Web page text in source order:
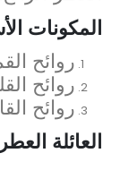
المكونات
روائح
روائح
روائح
العائلة